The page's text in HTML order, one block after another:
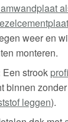
weer en
monteren.
Een strook
binnen
leggen).